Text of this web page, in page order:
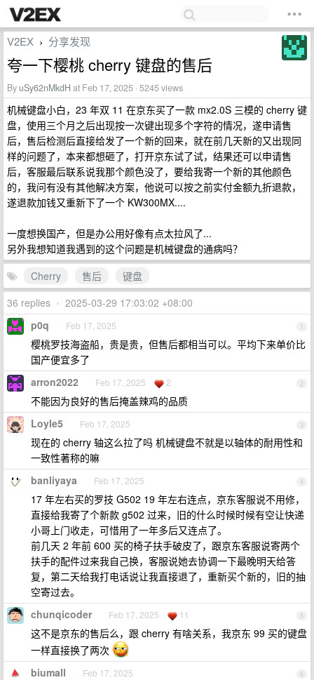
V2EX › 分享发现
夸一下樱桃 cherry 键盘的售后
ByuSy62nMkdH at Feb 17, 2025 · 5245 views
机械键盘小白，23 年双 11 在京东买了一款 mx2.0S 三模的 cherry 键
盘，使用三个月之后出现按一次键出现多个字符的情况，遂申请售
后，售后检测后直接给发了一个新的回来，就在前几天新的又出现同
样的问题了，本来都想砸了，打开京东试了试，结果还可以申请售
后，客服最后联系说我那个颜色没了，要给我寄一个新的其他颜色
的，我问有没有其他解决方案，他说可以按之前实付金额九折退款，
遂退款加钱又重新下了一个 KW300MX....
一度想换国产，但是办公用好像有点太拉风了...
另外我想知道我遇到的这个问题是机械键盘的通病吗？
Cherry
售后
键盘
36 replies • 2025-03-29 17:03:02 +08:00
1
p0q Feb 17, 2025
樱桃罗技海盗船，贵是贵，但售后都相当可以。平均下来单价比
国产便宜多了
2
arron2022 Feb 17, 2025 2
不能因为良好的售后掩盖辣鸡的品质
3
Loyle5 Feb 17, 2025
现在的 cherry 轴这么拉了吗 机械键盘不就是以轴体的耐用性和
一致性著称的嘛
4
banliyaya Feb 17, 2025
17 年左右买的罗技 G502 19 年左右连点，京东客服说不用修，
直接给我寄了个新款 g502 过来，旧的什么时候时候有空让快递
小哥上门收走，可惜用了一年多后又连点了。
前几天 2 年前 600 买的椅子扶手破皮了，跟京东客服说寄两个
扶手的配件过来我自己换，客服说她去协调一下最晚明天给答
复，第二天给我打电话说让我直接退了，重新买个新的，旧的抽
空寄过去。
5
chunqicoder Feb 17, 2025 11
这不是京东的售后么，跟 cherry 有啥关系，我京东 99 买的键盘
一样直接换了两次
6
biumall Feb 17, 2025